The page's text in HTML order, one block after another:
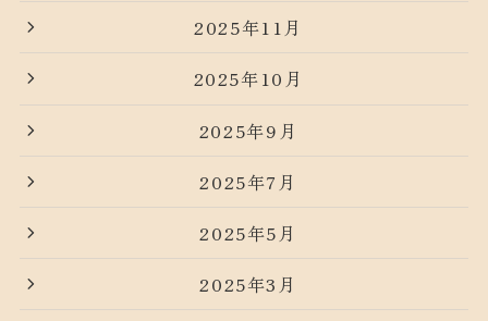
2025年11月
2025年10月
2025年9月
2025年7月
2025年5月
2025年3月